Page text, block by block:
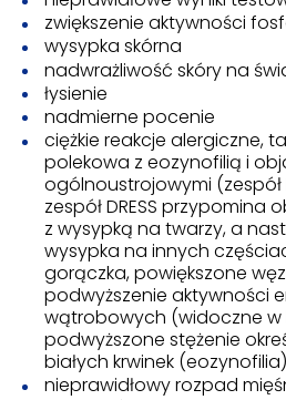
zwiększenie aktywności
wysypka skórna
nadwrażliwość skóry na
łysienie
nadmierne pocenie
ciężkie reakcje alergiczne,
polekowa z eozynofilią i
ogólnoustrojowymi (zespół
zespół DRESS
z wysypką na twarzy, a
wysypka na innych
gorączka, powiększone
podwyższenie aktywności
wątrobowych (widoczne w
podwyższone stężenie
białych krwinek (eozynofilia)
nieprawidłowy rozpad